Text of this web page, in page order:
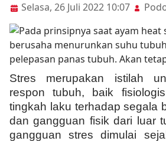
Selasa, 26 Juli 2022 10:07
Stres merupakan istilah
respon tubuh, baik
tingkah laku terhadap segala
dan gangguan fisik dari luar
gangguan stres dimulai